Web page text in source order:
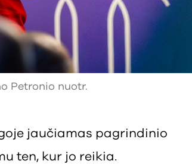
Petronio nuotr.
jaučiamas pagrindinio
ten, kur jo reikia.